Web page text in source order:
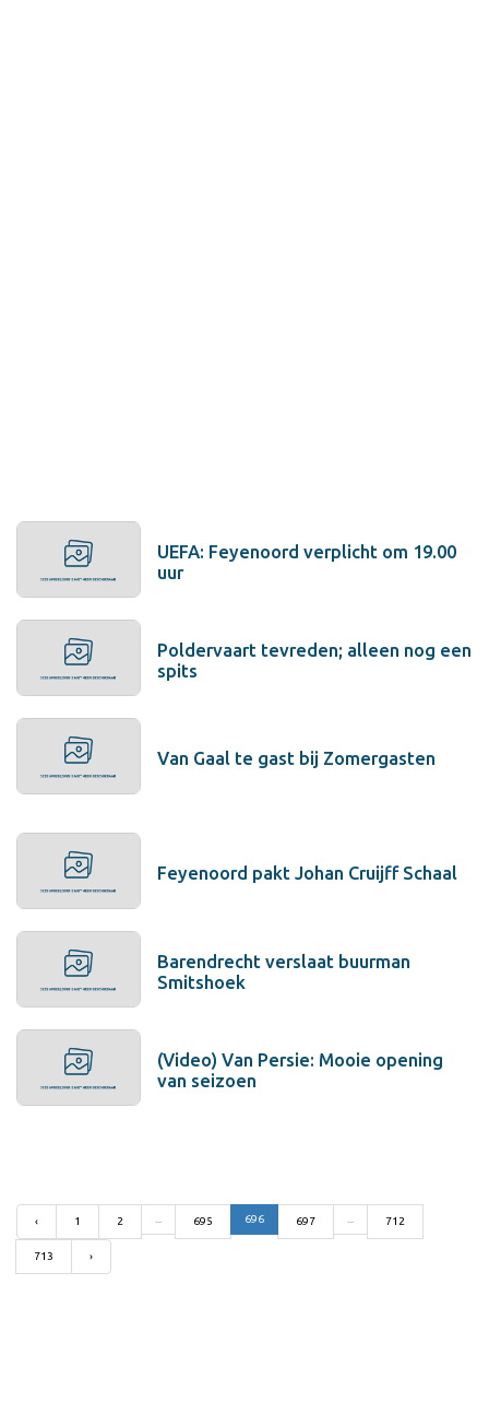
UEFA: Feyenoord verplicht om 19.00
uur
Poldervaart tevreden; alleen nog een
spits
Van Gaal te gast bij Zomergasten
Feyenoord pakt Johan Cruijff Schaal
Barendrecht verslaat buurman
Smitshoek
(Video) Van Persie: Mooie opening
van seizoen
‹ 1 2 695 696 697 712
713 ›